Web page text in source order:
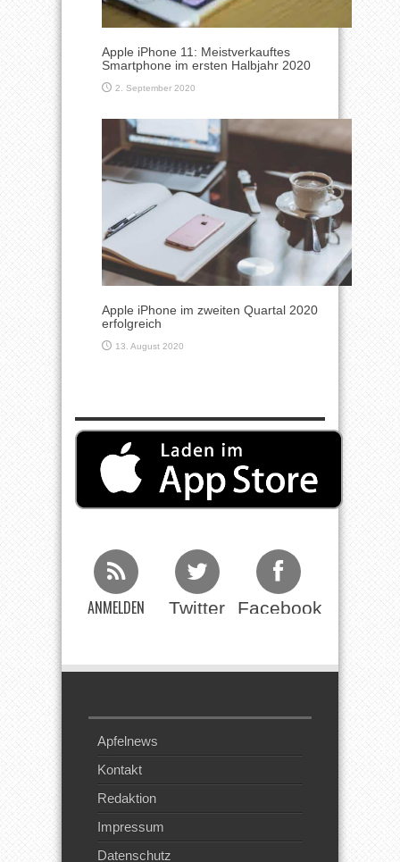
Apple iPhone 11: Meistverkauftes
Smartphone im ersten Halbjahr 2020
2. September 2020
Apple iPhone im zweiten Quartal 2020
erfolgreich
13. August 2020
ANMELDEN Twitter Facebook
Apfelnews
Kontakt
Redaktion
Impressum
Datenschutz